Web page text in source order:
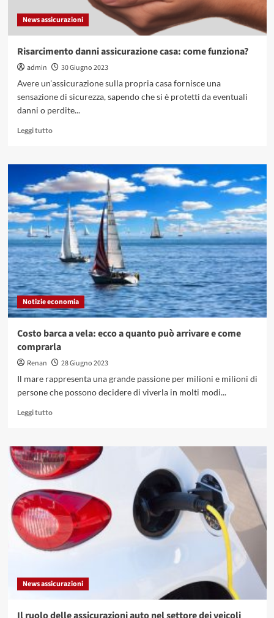
News assicurazioni
Risarcimento danni assicurazione casa: come funziona?
admin
30 Giugno 2023
Avere un'assicurazione sulla propria casa fornisce una
sensazione di sicurezza, sapendo che si è protetti da eventuali
danni o perdite...
Leggi tuttoLeggi
su
Risarcimento
danni
assicurazione
casa:
come
funziona?
Notizie economia
Costo barca a vela: ecco a quanto può arrivare e come
comprarla
Renan
28 Giugno 2023
Il mare rappresenta una grande passione per milioni e milioni di
persone che possono decidere di viverla in molti modi...
Leggi tuttoLeggi
su
Costo
barca
a
vela:
ecco
a
quanto
può
arrivare
comprarla
News assicurazioni
Il ruolo delle assicurazioni auto nel settore dei veicoli